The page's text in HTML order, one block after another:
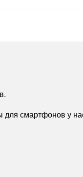
для смартфонов у